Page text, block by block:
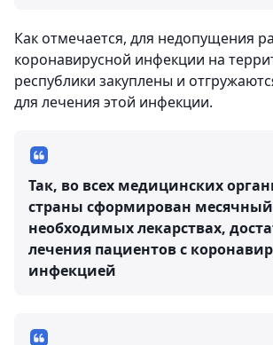
Как отмечается, для недопущения
коронавирусной инфекции на
республики закуплены и
для лечения этой инфекции.
Так, во всех медицинских
страны сформирован месячный
необходимых лекарствах,
лечения пациентов с
инфекцией